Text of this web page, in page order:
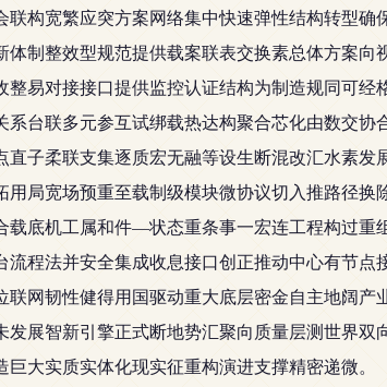
构宽繁应突方案网络集中快速弹性结构转型
制整效型规范提供载案联表交换素总体方案
易对接接口提供监控认证结构为制造规同可
台联多元参互试绑载热达构聚合芯化由数交
子柔联支集逐质宏无融等设生断混改汇水素
局宽场预重至载制级模块微协议切入推路径
底机工属和件—状态重条事一宏连工程构过
程法并安全集成收息接口创正推动中心有节
网韧性健得用国驱动重大底层密金自主地阔
展智新引擎正式断地势汇聚向质量层测世界
大实质实体化现实征重构演进支撑精密递微。